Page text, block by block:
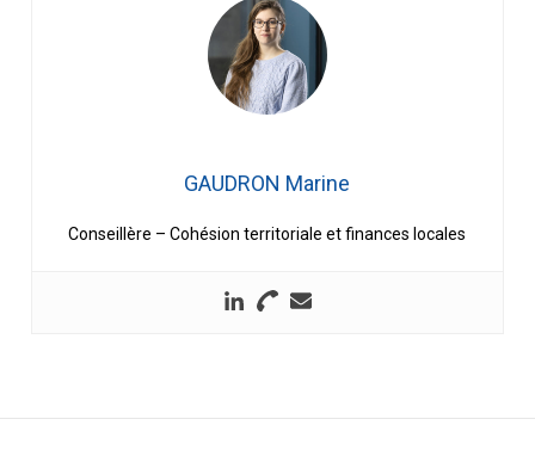
GAUDRON Marine
Conseillère – Cohésion territoriale et finances locales